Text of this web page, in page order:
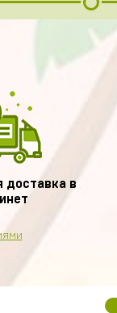
доставка в